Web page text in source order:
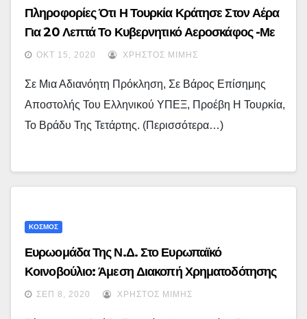
Πληροφορίες Ότι Η Τουρκία Κράτησε Στον Αέρα
Για 20 Λεπτά Το Κυβερνητικό Αεροσκάφος -Με
Δένδια Και Διπλωμάτες
ΟΚΤ 15, 2020 ΧΡΉΣΤΟΣ ΜΊΜΗΣ
Σε Μια Αδιανόητη Πρόκληση, Σε Βάρος Επίσημης
Αποστολής Του Ελληνικού ΥΠΕΞ, Προέβη Η Τουρκία,
Το Βράδυ Της Τετάρτης. (περισσότερα…)
ΚΟΣΜΟΣ
Ευρωομάδα Της Ν.Δ. Στο Ευρωπαϊκό
Κοινοβούλιο: Άμεση Διακοπή Χρηματοδότησης
Προς Την Τουρκία Για Θέματα Πολιτιστικής
ΣΕΠ 8, 2020 ΧΡΉΣΤΟΣ ΜΊΜΗΣ